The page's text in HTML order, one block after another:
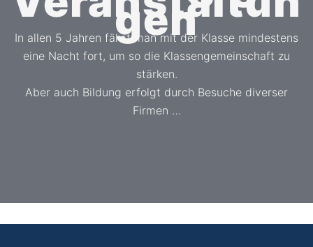
Gen
In allen 5 Jahren fährt man mit der Klasse mindestens
eine Nacht fort, um so die Klassengemeinschaft zu
stärken.
Aber auch Bildung erfolgt durch Besuche diverser
Firmen …